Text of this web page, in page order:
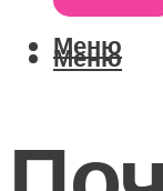
Меню
Меню